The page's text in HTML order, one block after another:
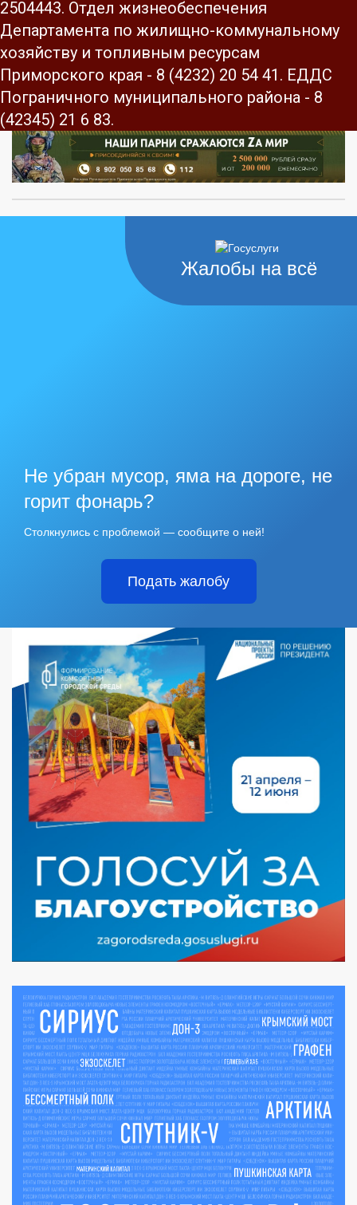
2504443. Отдел жизнеобеспечения
Департамента по жилищно-коммунальному
хозяйству и топливным ресурсам
Приморского края - 8 (4232) 20 54 41. ЕДДС
Пограничного муниципального района - 8
(42345) 21 6 83.
Жалобы на всё
Не убран мусор, яма на дороге, не
горит фонарь?
Столкнулись с проблемой — сообщите о ней!
Подать жалобу